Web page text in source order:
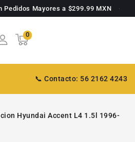
Pedidos Mayores a $299.99 MXN
Carrito
00
artículos
📞 Contacto: 56 2162 4243
Hyundai Accent L4 1.5l 1996-